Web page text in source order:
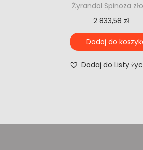
Żyrandol Spinoza
2 833,58 zł
Dodaj do
Dodaj do Listy